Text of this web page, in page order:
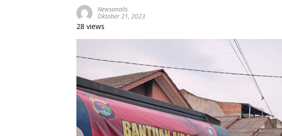
Newsanalis
Oktober 21, 2023
28 views